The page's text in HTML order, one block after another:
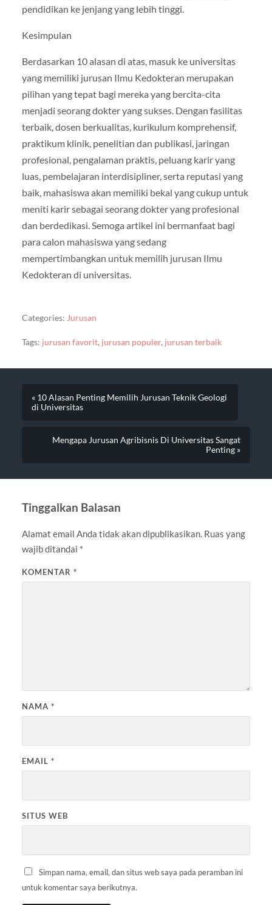
pendidikan ke jenjang yang lebih tinggi.
Kesimpulan
Berdasarkan 10 alasan di atas, masuk ke universitas
yang memiliki jurusan Ilmu Kedokteran merupakan
pilihan yang tepat bagi mereka yang bercita-cita
menjadi seorang dokter yang sukses. Dengan fasilitas
terbaik, dosen berkualitas, kurikulum komprehensif,
praktikum klinik, penelitian dan publikasi, jaringan
profesional, pengalaman praktis, peluang karir yang
luas, pembelajaran interdisipliner, serta reputasi yang
baik, mahasiswa akan memiliki bekal yang cukup untuk
meniti karir sebagai seorang dokter yang profesional
dan berdedikasi. Semoga artikel ini bermanfaat bagi
para calon mahasiswa yang sedang
mempertimbangkan untuk memilih jurusan Ilmu
Kedokteran di universitas.
Categories: Jurusan
Tags: jurusan favorit, jurusan populer, jurusan terbaik
« 10 Alasan Penting Memilih Jurusan Teknik Geologi
di Universitas
Mengapa Jurusan Agribisnis Di Universitas Sangat
Penting »
Tinggalkan Balasan
Alamat email Anda tidak akan dipublikasikan. Ruas yang
wajib ditandai *
KOMENTAR *
NAMA *
EMAIL *
SITUS WEB
Simpan nama, email, dan situs web saya pada peramban ini
untuk komentar saya berikutnya.